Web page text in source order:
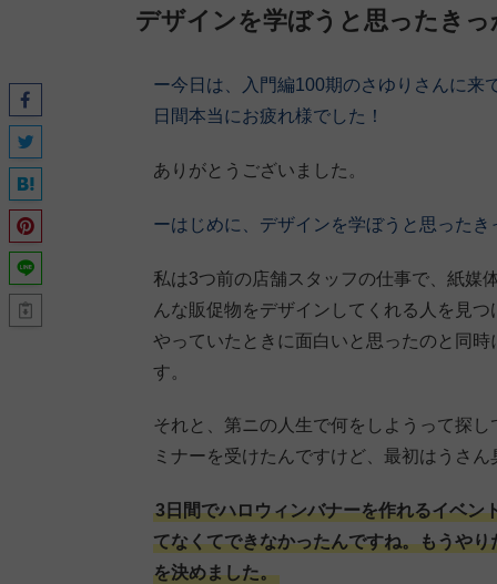
デザインを学ぼうと思ったきっ
ー今日は、入門編100期のさゆりさんに来
日間本当にお疲れ様でした！
ありがとうございました。
ーはじめに、デザインを学ぼうと思った
私は3つ前の店舗スタッフの仕事で、紙媒
んな販促物をデザインしてくれる人を見
やっていたときに面白いと思ったのと同
す。
それと、第ニの人生で何をしようって探
ミナーを受けたんですけど、最初はうさ
3日間でハロウィンバナーを作れるイベン
てなくてできなかったんですね。もうや
を決めました。